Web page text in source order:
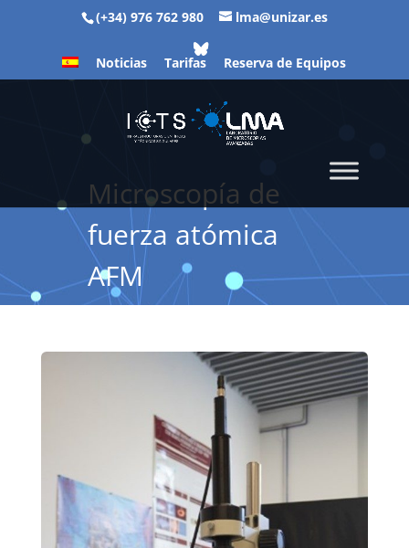
(+34) 976 762 980 lma@unizar.es
Noticias Tarifas Reserva de Equipos
Microscopía de
fuerza atómica
AFM